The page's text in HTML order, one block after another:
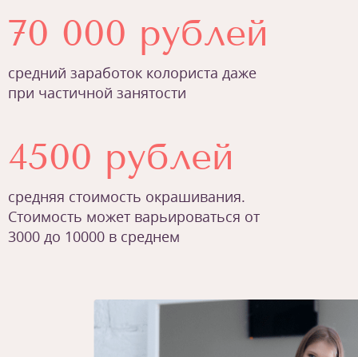
70 000 рублей
средний заработок колориста даже
при частичной занятости
4500 рублей
средняя стоимость окрашивания.
Стоимость может варьироваться от
3000 до 10000 в среднем